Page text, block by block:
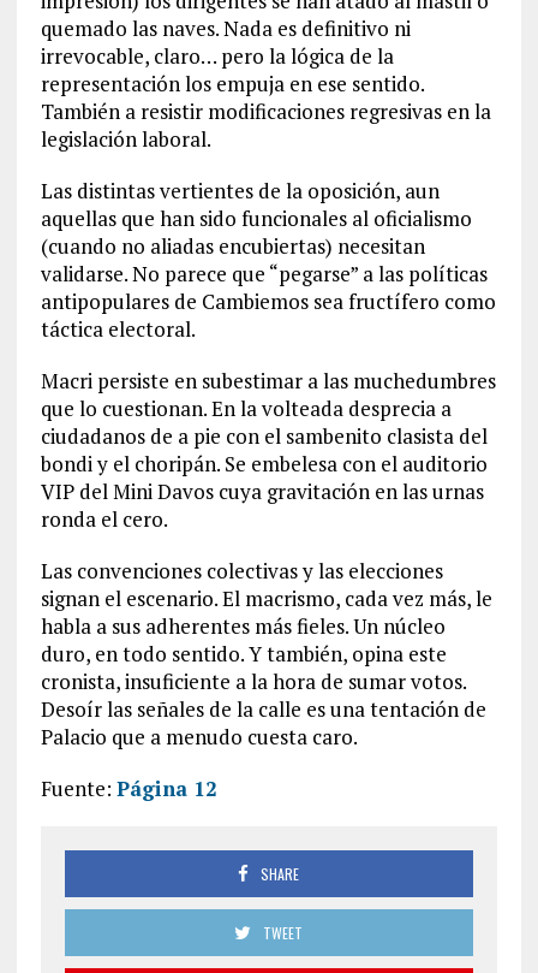
quemado las naves. Nada es definitivo ni
irrevocable, claro… pero la lógica de la
representación los empuja en ese sentido.
También a resistir modificaciones regresivas en la
legislación laboral.
Las distintas vertientes de la oposición, aun
aquellas que han sido funcionales al oficialismo
(cuando no aliadas encubiertas) necesitan
validarse. No parece que “pegarse” a las políticas
antipopulares de Cambiemos sea fructífero como
táctica electoral.
Macri persiste en subestimar a las muchedumbres
que lo cuestionan. En la volteada desprecia a
ciudadanos de a pie con el sambenito clasista del
bondi y el choripán. Se embelesa con el auditorio
VIP del Mini Davos cuya gravitación en las urnas
ronda el cero.
Las convenciones colectivas y las elecciones
signan el escenario. El macrismo, cada vez más, le
habla a sus adherentes más fieles. Un núcleo
duro, en todo sentido. Y también, opina este
cronista, insuficiente a la hora de sumar votos.
Desoír las señales de la calle es una tentación de
Palacio que a menudo cuesta caro.
Fuente: Página 12
SHARE
TWEET